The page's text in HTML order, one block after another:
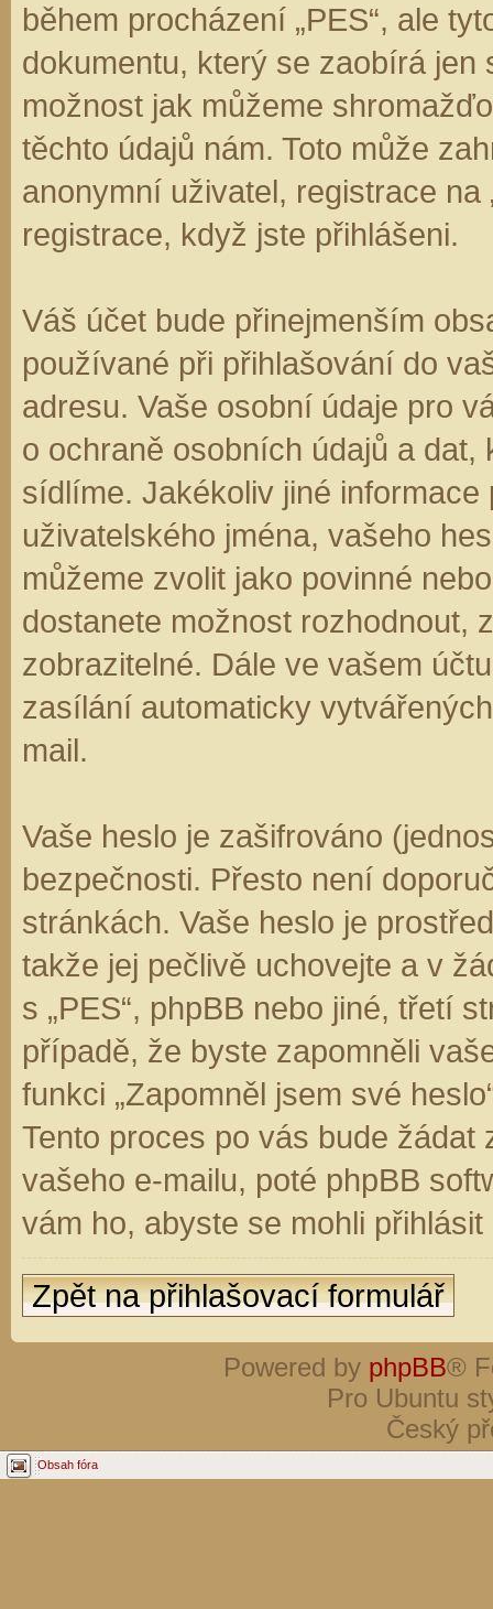
během procházení „PES“, ale
dokumentu, který se zaobírá jen
možnost jak můžeme
těchto údajů nám. Toto může
anonymní uživatel, registrace
registrace, když jste přihlášeni.
Váš účet bude přinejmenším
používané při přihlašování do
adresu. Vaše osobní údaje pro
o ochraně osobních údajů a
sídlíme. Jakékoliv jiné informace
uživatelského jména, vašeho
můžeme zvolit jako povinné
dostanete možnost rozhodnout,
zobrazitelné. Dále ve vašem
zasílání automaticky
mail.
Vaše heslo je zašifrováno
bezpečnosti. Přesto není
stránkách. Vaše heslo je
takže jej pečlivě uchovejte a v
s „PES“, phpBB nebo jiné, třetí
případě, že byste zapomněli
funkci „Zapomněl jsem své
Tento proces po vás bude
vašeho e-mailu, poté phpBB
vám ho, abyste se mohli
Zpět na přihlašovací formulář
Powered by phpBB®
Pro Ubuntu
Český
Obsah fóra